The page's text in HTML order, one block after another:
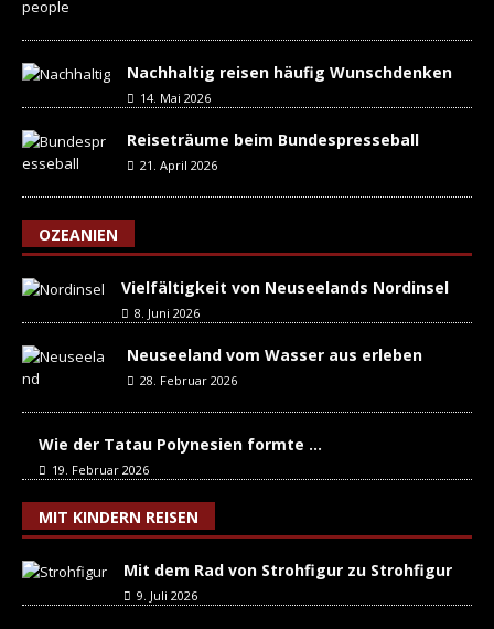
Nachhaltig reisen häufig Wunschdenken
14. Mai 2026
Reiseträume beim Bundespresseball
21. April 2026
OZEANIEN
Vielfältigkeit von Neuseelands Nordinsel
8. Juni 2026
Neuseeland vom Wasser aus erleben
28. Februar 2026
Wie der Tatau Polynesien formte …
19. Februar 2026
MIT KINDERN REISEN
Mit dem Rad von Strohfigur zu Strohfigur
9. Juli 2026